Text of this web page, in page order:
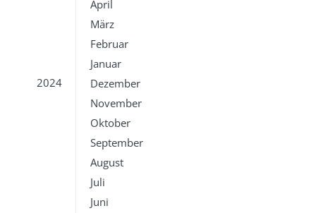
April
März
Februar
Januar
2024
Dezember
November
Oktober
September
August
Juli
Juni